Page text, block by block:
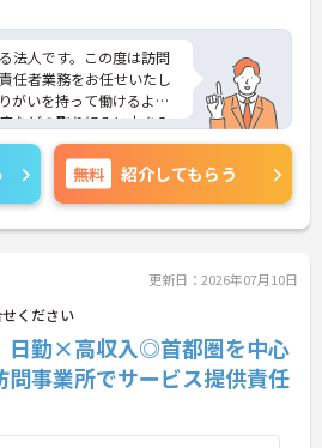
法人です。この度は訪問
任者業務をお任せいたし
がいを持って働けるよ
などの取り組みに力を入
作成した事務処理ソフト
は少なく、その分ご利用
ともできます。入社後の
研修、PC研修、マナー研
会等ステップに応じて用
対策ポイントや求人の詳
でお気軽にお問い合わせ
無料 紹介してもらう
更新日：2026年07月10日
ください
日勤×高収入◎首都圏を中心
問事業所でサービス提供責任